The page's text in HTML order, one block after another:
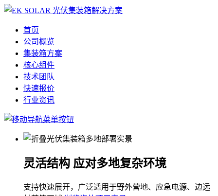
首页
公司概览
集装箱方案
核心组件
技术团队
快速报价
行业资讯
灵活结构 应对多地复杂环境
支持快速展开，广泛适用于野外营地、应急电源、边远